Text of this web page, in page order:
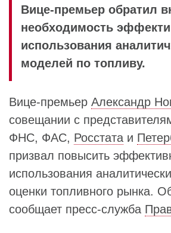
Вице-премьер обратил
необходимость
использования
моделей по топливу.
Вице-премьер Александр
совещании с
ФНС, ФАС, Росстата и
призвал повысить
использования
оценки топливного рынка.
сообщает пресс-служба